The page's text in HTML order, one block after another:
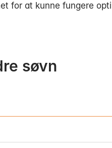
for at kunne fungere
søvn